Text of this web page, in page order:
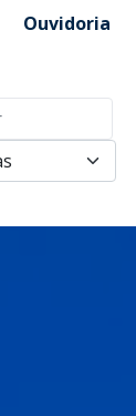
Ouvidoria